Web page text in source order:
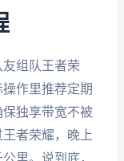
组队王者荣
作里推荐定期
独享带宽不被
者荣耀，晚上
里。说到底，